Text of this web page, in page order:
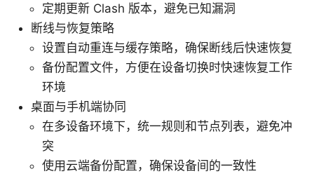
定期更新 Clash 版本，避免已知漏洞
断线与恢复策略
设置自动重连与缓存策略，确保断线后快速恢复
备份配置文件，方便在设备切换时快速恢复工作
环境
桌面与手机端协同
在多设备环境下，统一规则和节点列表，避免冲
突
使用云端备份配置，确保设备间的一致性